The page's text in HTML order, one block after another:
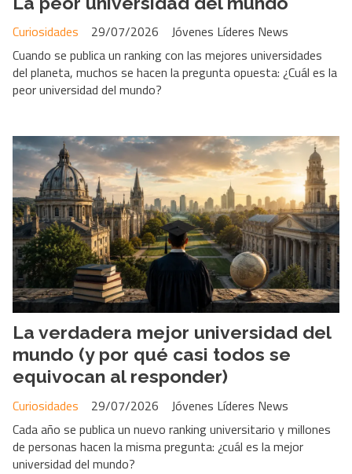
Jóvenes Líderes News
Curiosidades
29/07/2026
Cuando se publica un ranking con las mejores universidades
del planeta, muchos se hacen la pregunta opuesta: ¿Cuál es la
peor universidad del mundo?
La verdadera mejor universidad del
mundo (y por qué casi todos se
equivocan al responder)
Jóvenes Líderes News
Curiosidades
29/07/2026
Cada año se publica un nuevo ranking universitario y millones
de personas hacen la misma pregunta: ¿cuál es la mejor
universidad del mundo?